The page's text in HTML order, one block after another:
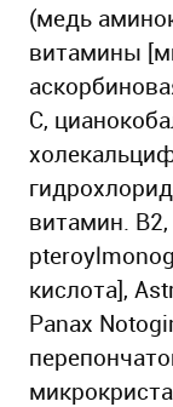
(медь
витамины
C,
витамин.
кислота],
Panax